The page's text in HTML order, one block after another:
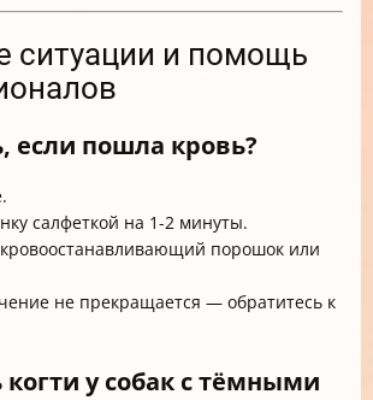
ситуации и помощь
если пошла кровь?
салфеткой на 1-2 минуты.
порошок или
не прекращается — обратитесь к
когти у собак с тёмными